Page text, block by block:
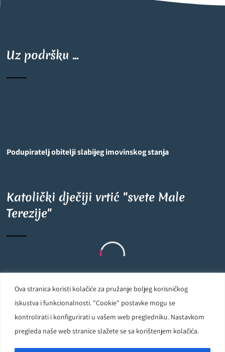
Ova stranica koristi kolačiće za pružanje boljeg korisničkog
iskustva i funkcionalnosti. "Cookie" postavke mogu se
kontrolirati i konfigurirati u vašem web pregledniku. Nastavkom
pregleda naše web stranice slažete se sa korištenjem kolačića.
Uz podršku ...
Podupiratelj obitelji slabijeg imovinskog stanja
Katolički dječiji vrtić "svete Male
Terezije"
Carmelite Sisters DCJ. Made in Kingdom of God. Since 1891. All
rights reserved.